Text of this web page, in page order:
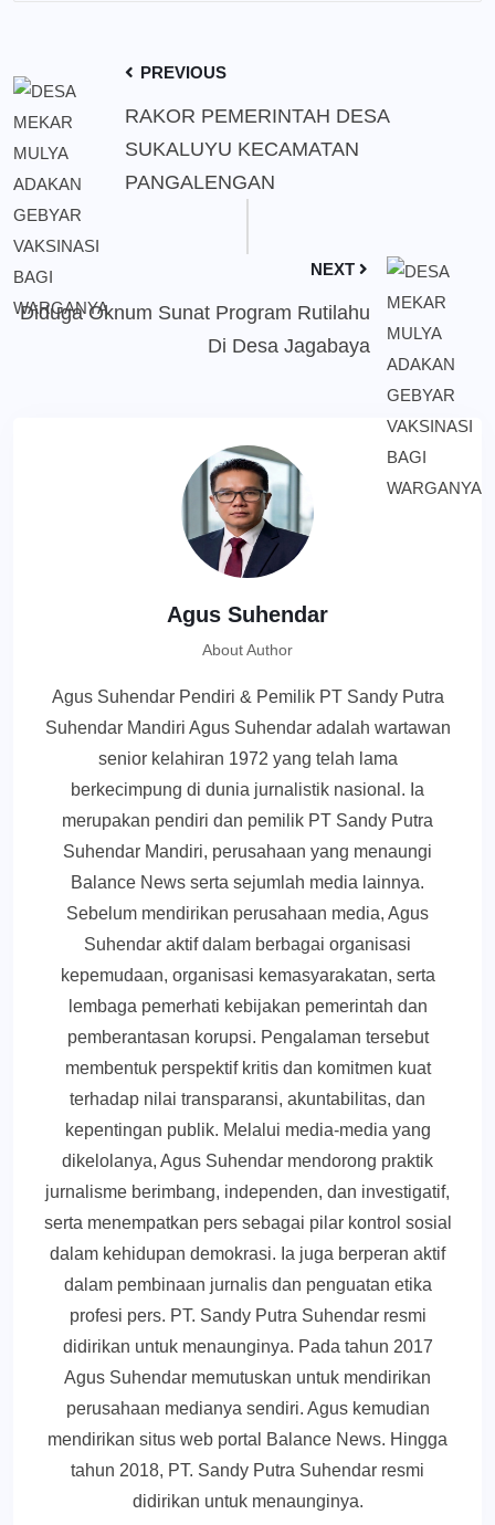
PREVIOUS
RAKOR PEMERINTAH DESA
SUKALUYU KECAMATAN
PANGALENGAN
NEXT
Diduga Oknum Sunat Program Rutilahu
Di Desa Jagabaya
Agus Suhendar
About Author
Agus Suhendar Pendiri & Pemilik PT Sandy Putra
Suhendar Mandiri Agus Suhendar adalah wartawan
senior kelahiran 1972 yang telah lama
berkecimpung di dunia jurnalistik nasional. Ia
merupakan pendiri dan pemilik PT Sandy Putra
Suhendar Mandiri, perusahaan yang menaungi
Balance News serta sejumlah media lainnya.
Sebelum mendirikan perusahaan media, Agus
Suhendar aktif dalam berbagai organisasi
kepemudaan, organisasi kemasyarakatan, serta
lembaga pemerhati kebijakan pemerintah dan
pemberantasan korupsi. Pengalaman tersebut
membentuk perspektif kritis dan komitmen kuat
terhadap nilai transparansi, akuntabilitas, dan
kepentingan publik. Melalui media-media yang
dikelolanya, Agus Suhendar mendorong praktik
jurnalisme berimbang, independen, dan investigatif,
serta menempatkan pers sebagai pilar kontrol sosial
dalam kehidupan demokrasi. Ia juga berperan aktif
dalam pembinaan jurnalis dan penguatan etika
profesi pers. PT. Sandy Putra Suhendar resmi
didirikan untuk menaunginya. Pada tahun 2017
Agus Suhendar memutuskan untuk mendirikan
perusahaan medianya sendiri. Agus kemudian
mendirikan situs web portal Balance News. Hingga
tahun 2018, PT. Sandy Putra Suhendar resmi
didirikan untuk menaunginya.